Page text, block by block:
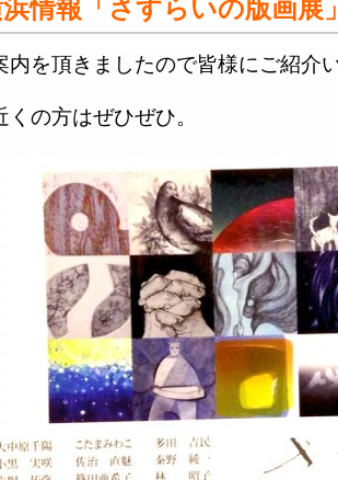
情報「さすらいの版画展
内を頂きましたので皆様にご紹介
くの方はぜひぜひ。